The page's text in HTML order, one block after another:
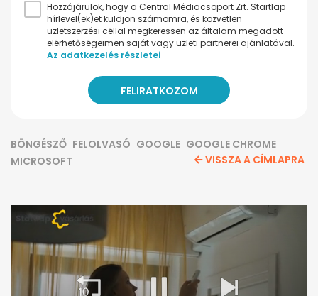
Hozzájárulok, hogy a Central Médiacsoport Zrt. Startlap
hírlevel(ek)et küldjön számomra, és közvetlen
üzletszerzési céllal megkeressen az általam megadott
elérhetőségeimen saját vagy üzleti partnerei ajánlatával.
Az adatkezelés részletei
BÖNGÉSZŐ FELOLVASÓ GOOGLE GOOGLE CHROME
MICROSOFT
VISSZA A CÍMLAPRA